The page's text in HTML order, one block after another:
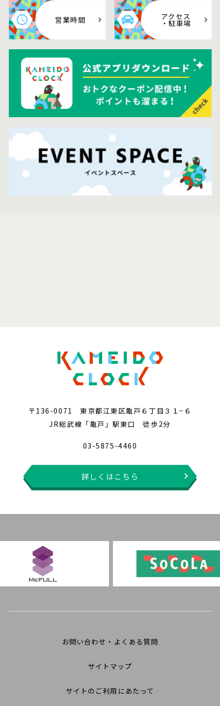
営業時間 アクセス
・駐車場
〒136-0071 東京都江東区亀戸６丁目３１−６
JR総武線「亀戸」駅東口 徒歩2分
03-5875-4460
詳しくはこちら
お問い合わせ・よくある質問
サイトマップ
サイトのご利用にあたって